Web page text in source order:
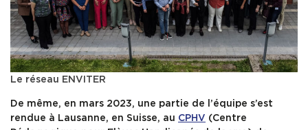
Le réseau ENVITER
De même, en mars 2023, une partie de l’équipe s’est
rendue à Lausanne, en Suisse, au CPHV (Centre